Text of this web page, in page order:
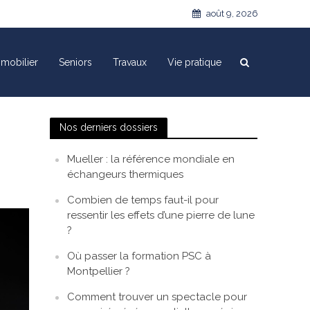
août 9, 2026
Seniors Travaux Vie pratique
Nos derniers dossiers
Mueller : la référence mondiale en
échangeurs thermiques
Combien de temps faut-il pour
ressentir les effets d’une pierre de lune
?
Où passer la formation PSC à
Montpellier ?
Comment trouver un spectacle pour